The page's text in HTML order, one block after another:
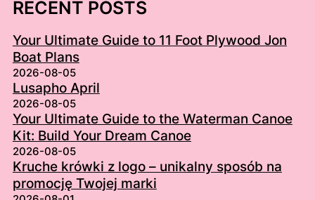
RECENT POSTS
Your Ultimate Guide to 11 Foot Plywood Jon
Boat Plans
2026-08-05
Lusapho April
2026-08-05
Your Ultimate Guide to the Waterman Canoe
Kit: Build Your Dream Canoe
2026-08-05
Kruche krówki z logo – unikalny sposób na
promocję Twojej marki